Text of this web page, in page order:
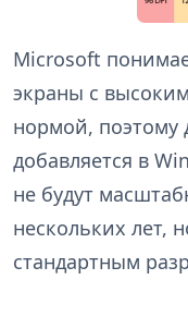
Microsoft
экраны с
нормой, поэтому
добавляется в
не будут
нескольких лет,
стандартным